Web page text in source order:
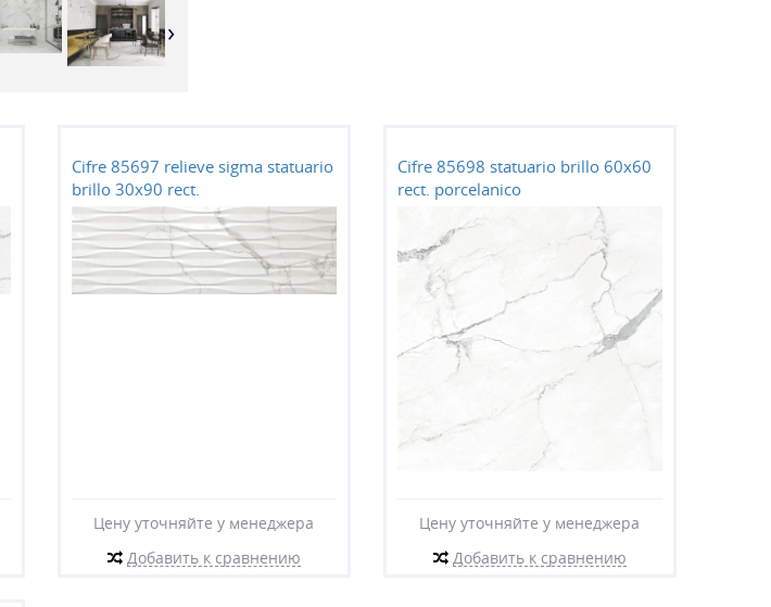
›
Cifre 85697 relieve sigma statuario
brillo 30x90 rect.
Цену уточняйте у менеджера
Добавить к сравнению
Cifre 85698 statuario brillo 60x60
rect. porcelanico
Цену уточняйте у менеджера
Добавить к сравнению